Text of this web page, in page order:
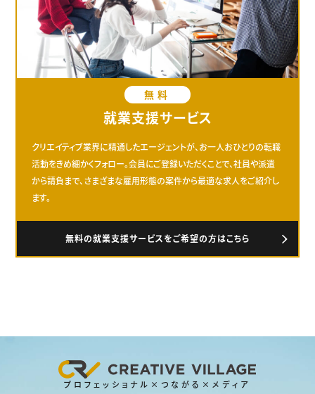
無料
就業支援サービス
クリエイティブ業界に精通したエージェントが、お一人おひとりの転職
活動をきめ細かくフォロー。会員にご登録いただくことで、社員や派遣
から請負まで、さまざまな雇用形態の案件から最適な求人をご紹介し
ます。
無料の就業支援サービスをご希望の方はこちら
プロフェッショナル×つながる×メディア